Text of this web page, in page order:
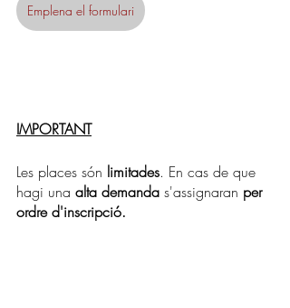
Emplena el formulari
IMPORTANT
Les places són limitades. En cas de que
hagi una alta demanda s'assignaran per
ordre d'inscripció.